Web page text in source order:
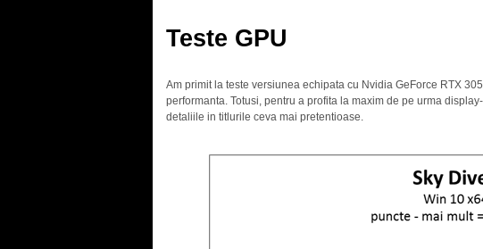
Teste GPU
Am primit la teste versiunea echipata cu Nvidia GeForce RTX
performanta. Totusi, pentru a profita la maxim de pe urma
detaliile in titlurile ceva mai pretentioase.